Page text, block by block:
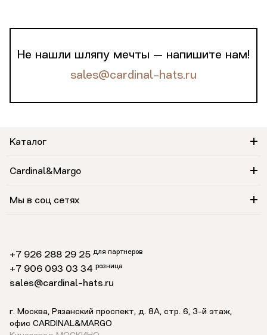
Не нашли шляпу мечты — напишите нам!
sales@cardinal-hats.ru
Каталог
Cardinal&Margo
Мы в соц сетях
+7 926 288 29 25 для партнеров
+7 906 093 03 34 розница
sales@cardinal-hats.ru
г. Москва, Рязанский проспект, д. 8А, стр. 6, 3-й этаж
офис CARDINAL&MARGO